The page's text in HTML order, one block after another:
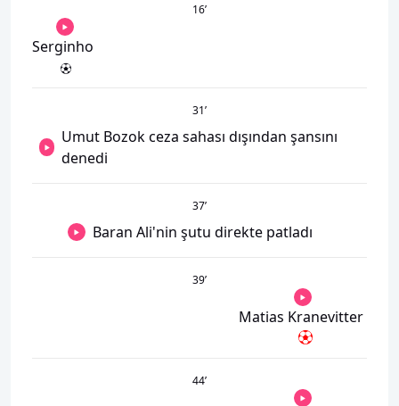
16’
Serginho
31’
Umut Bozok ceza sahası dışından şansını
denedi
37’
Baran Ali'nin şutu direkte patladı
39’
Matias Kranevitter
44’